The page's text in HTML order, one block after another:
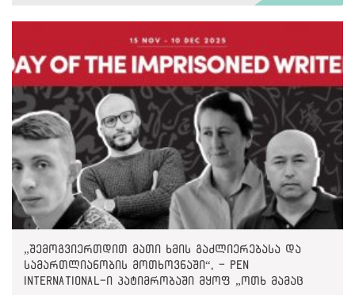
„შემოგვიერთდით მათი ხმის გაძლიერებასა და
სამართლიანობის მოთხოვნაში“, - PEN
International-ი პატიმრობაში მყოფ „ოთხ მამაც